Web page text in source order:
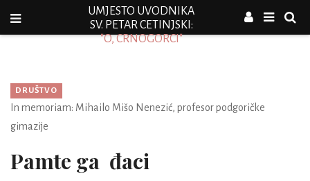
UMJESTO UVODNIKA
SV. PETAR CETINJSKI:
"O, CRNOGORCI"
DRUŠTVO
In memoriam: Mihailo Mišo Nenezić, profesor podgoričke
gimazije
Pamte ga đaci